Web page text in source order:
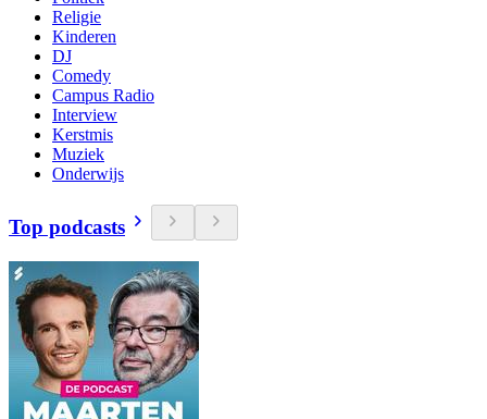
Religie
Kinderen
DJ
Comedy
Campus Radio
Interview
Kerstmis
Muziek
Onderwijs
Top podcasts